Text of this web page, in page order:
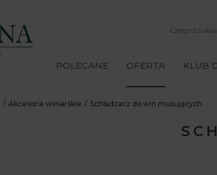
POLECANE OFERTA KLUB
Akcesoria winiarskie Schładzacz do win musujących